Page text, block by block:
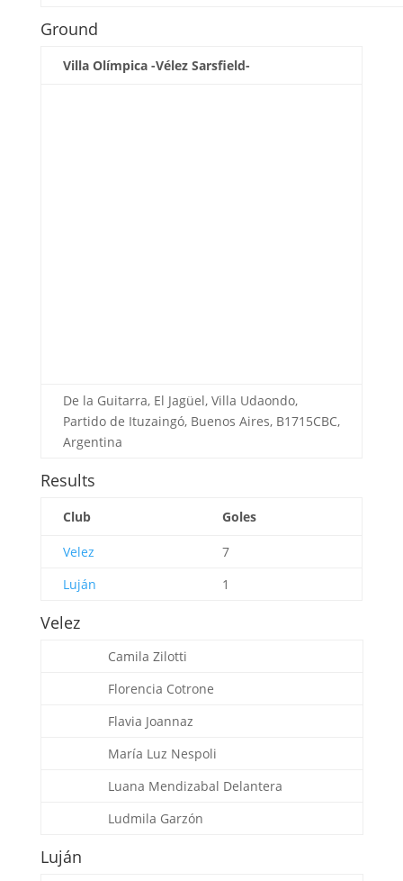
Ground
Villa Olímpica -Vélez Sarsfield-
De la Guitarra, El Jagüel, Villa Udaondo,
Partido de Ituzaingó, Buenos Aires, B1715CBC,
Argentina
Results
Club Goles
Velez
7
Luján
1
Velez
Camila Zilotti
Florencia Cotrone
Flavia Joannaz
María Luz Nespoli
Luana Mendizabal Delantera
Ludmila Garzón
Luján